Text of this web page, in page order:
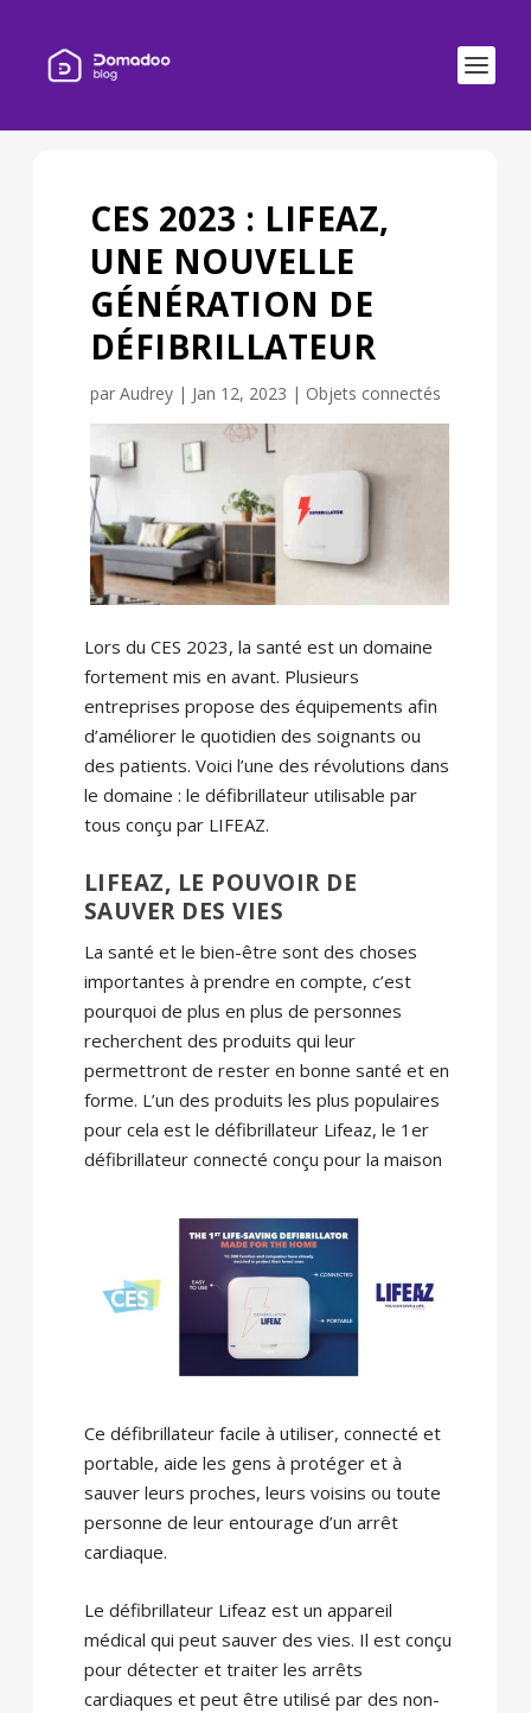
CES 2023 : LIFEAZ,
UNE NOUVELLE
GÉNÉRATION DE
DÉFIBRILLATEUR
par Audrey| Jan 12, 2023 | Objets connectés
Lors du CES 2023, la santé est un domaine
fortement mis en avant. Plusieurs
entreprises propose des équipements afin
d’améliorer le quotidien des soignants ou
des patients. Voici l’une des révolutions dans
le domaine : le défibrillateur utilisable par
tous conçu par LIFEAZ.
LIFEAZ, LE POUVOIR DE
SAUVER DES VIES
La santé et le bien-être sont des choses
importantes à prendre en compte, c’est
pourquoi de plus en plus de personnes
recherchent des produits qui leur
permettront de rester en bonne santé et en
forme. L’un des produits les plus populaires
pour cela est le défibrillateur Lifeaz, le 1er
défibrillateur connecté conçu pour la maison
Ce défibrillateur facile à utiliser, connecté et
portable, aide les gens à protéger et à
sauver leurs proches, leurs voisins ou toute
personne de leur entourage d’un arrêt
cardiaque.
Le défibrillateur Lifeaz est un appareil
médical qui peut sauver des vies. Il est conçu
pour détecter et traiter les arrêts
cardiaques et peut être utilisé par des non-